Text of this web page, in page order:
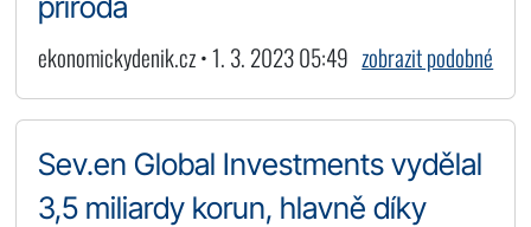
ekonomickydenik.cz • 1. 3. 2023 05:49 zobrazit podobné
Sev.en Global Investments vydělal
3,5 miliardy korun, hlavně díky